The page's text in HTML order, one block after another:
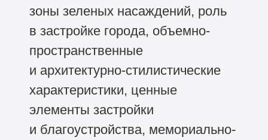
зоны зеленых насаждений, роль
в застройке города, объемно-
пространственные
и архитектурно-стилистические
характеристики, ценные
элементы застройки
и благоустройства, мемориально-